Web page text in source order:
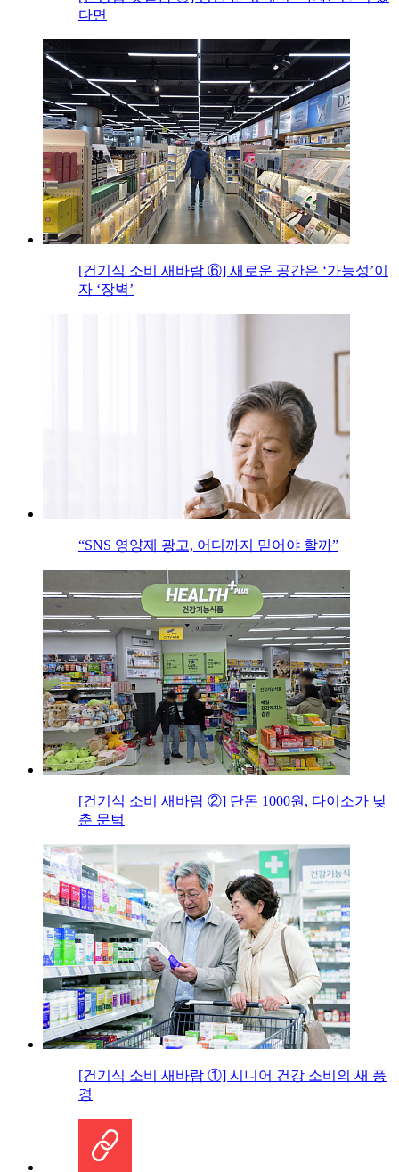
다면
[건기식 소비 새바람 ⑥] 새로운 공간은 ‘가능성’이
자 ‘장벽’
“SNS 영양제 광고, 어디까지 믿어야 할까”
[건기식 소비 새바람 ②] 단돈 1000원, 다이소가 낮
춘 문턱
[건기식 소비 새바람 ①] 시니어 건강 소비의 새 풍
경